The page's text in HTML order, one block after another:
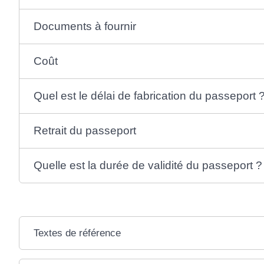
Documents à fournir
Coût
Quel est le délai de fabrication du passeport
Retrait du passeport
Quelle est la durée de validité du passeport ?
Textes de référence